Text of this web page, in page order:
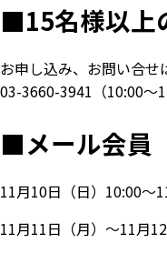
■15名様以上
お申し込み、お問い合せ
03-3660-3941 （10:00～
■メール会員
11月10日（日）10:00～
11月11日（月）～11月